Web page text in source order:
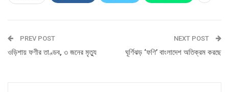
PREV POST
ওড়িশায় ফণীর তাণ্ডব, ৩ জনের মৃত্যু
NEXT POST
ঘূর্ণিঝড় ‘ফণি’ বাংলাদেশ অতিক্রম করছে